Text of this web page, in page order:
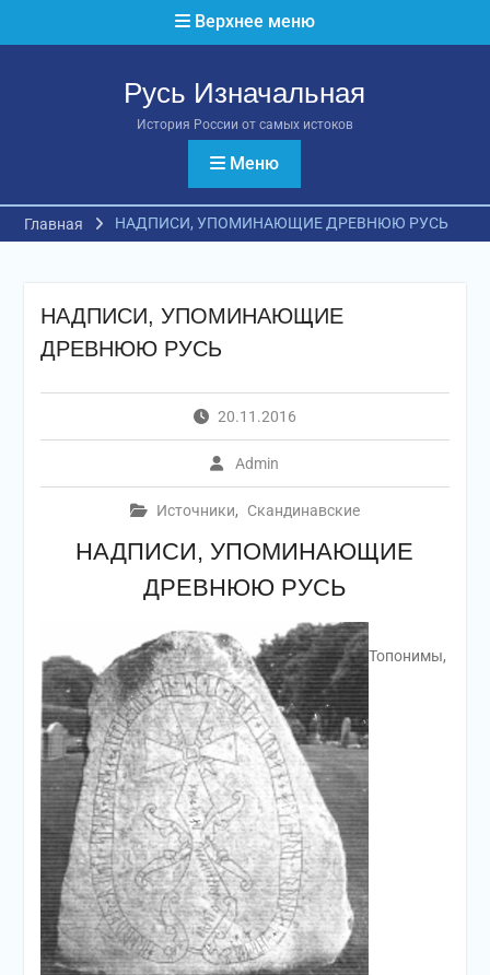
Верхнее меню
Русь Изначальная
История России от самых истоков
Меню
Главная НАДПИСИ, УПОМИНАЮЩИЕ ДРЕВНЮЮ РУСЬ
НАДПИСИ, УПОМИНАЮЩИЕ
ДРЕВНЮЮ РУСЬ
20.11.2016
Admin
Источники, Скандинавские
НАДПИСИ, УПОМИНАЮЩИЕ
ДРЕВНЮЮ РУСЬ
Топонимы,